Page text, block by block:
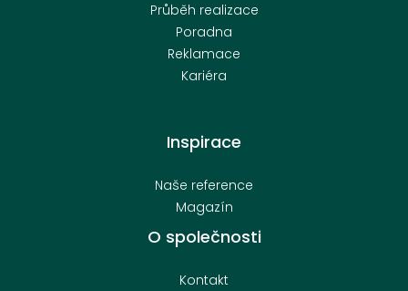
Průběh realizace
Poradna
Reklamace
Kariéra
Inspirace
Naše reference
Magazín
O společnosti
Kontakt